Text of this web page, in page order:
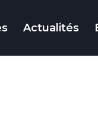
Actualités